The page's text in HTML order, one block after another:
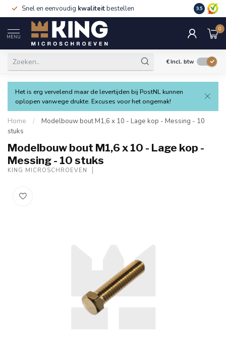
Snel en eenvoudig kwaliteitbestellen 9.5
MENU
0
€Incl. btw
Het is erg vervelend maar de levertijden bij PostNL kunnen
oplopen vanwege drukte. Excuses voor het ongemak!
Home /
Modelbouw bout M1,6 x 10 - Lage kop - Messing - 10
stuks
Modelbouw bout M1,6 x 10 - Lage kop -
Messing - 10 stuks
KING MICROSCHROEVEN